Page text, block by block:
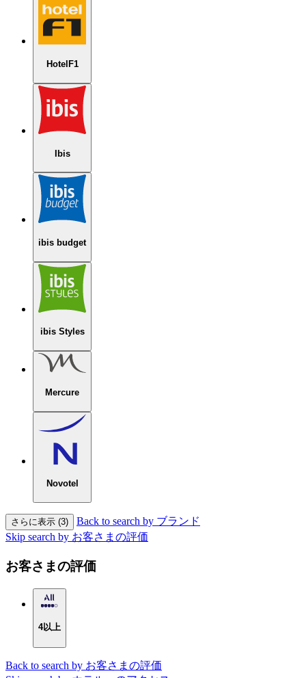
HotelF1
Ibis
ibis budget
ibis Styles
Mercure
Novotel
さらに表示 (3)
Back to search by ブランド
Skip search by お客さまの評価
お客さまの評価
4以上
Back to search by お客さまの評価